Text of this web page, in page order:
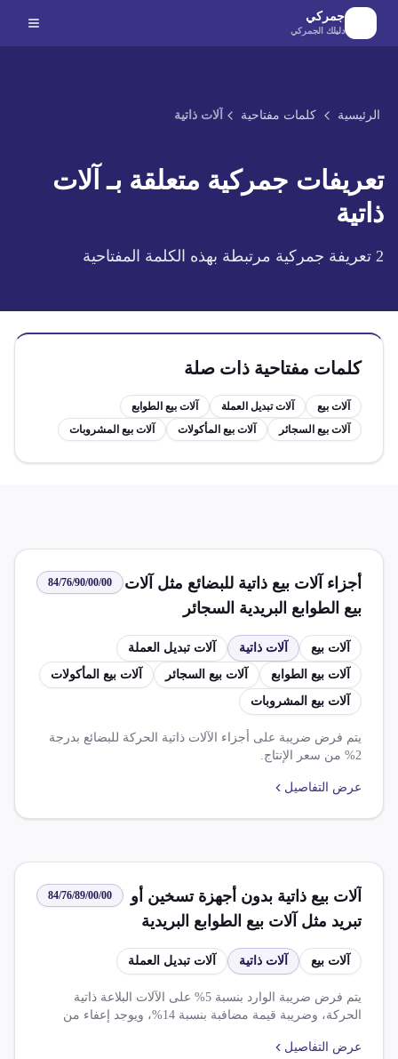
الانتقال إلى المحتوى الرئيسي
جمركي
دليلك الجمركي
الرئيسية كلمات مفتاحية آلات ذاتية
تعريفات جمركية متعلقة بـ آلات
ذاتية
2 تعريفة جمركية مرتبطة بهذه الكلمة المفتاحية
كلمات مفتاحية ذات صلة
آلات بيع آلات تبديل العملة
آلات بيع الطوابع
آلات بيع السجائر
آلات بيع المأكولات آلات بيع المشروبات
أجزاء آلات بيع ذاتية للبضائع مثل آلات
بيع الطوابع البريدية السجائر
المأكولات المشروبات آلات تبديل
العملة
84/76/90/00/00
آلات بيع آلات ذاتية
آلات تبديل العملة
آلات بيع الطوابع
آلات بيع السجائر
آلات بيع المأكولات
آلات بيع المشروبات
يتم فرض ضريبة على أجزاء الآلات ذاتية الحركة للبضائع بدرجة
2% من سعر الإنتاج.
عرض التفاصيل
آلات بيع ذاتية بدون أجهزة تسخين أو
تبريد مثل آلات بيع الطوابع البريدية
السجاير آلات تبديل العملة
84/76/89/00/00
آلات بيع آلات ذاتية آلات تبديل العملة
يتم فرض ضريبة الوارد بنسبة 5% على الآلات البلاعة ذاتية
الحركة، وضريبة قيمة مضافبة بنسبة 14%، ويوجد إعفاء من
من دول الافتا، وتخفض ضريبة الجمركية والرسوم ذات الأثر
عرض التفاصيل